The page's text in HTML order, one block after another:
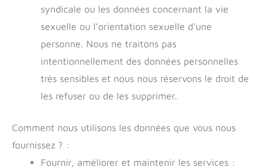
syndicale ou les données concernant la vie
sexuelle ou l’orientation sexuelle d’une
personne. Nous ne traitons pas
intentionnellement des données personnelles
très sensibles et nous nous réservons le droit de
les refuser ou de les supprimer.
Comment nous utilisons les données que vous nous
fournissez ? :
Fournir, améliorer et maintenir les services :